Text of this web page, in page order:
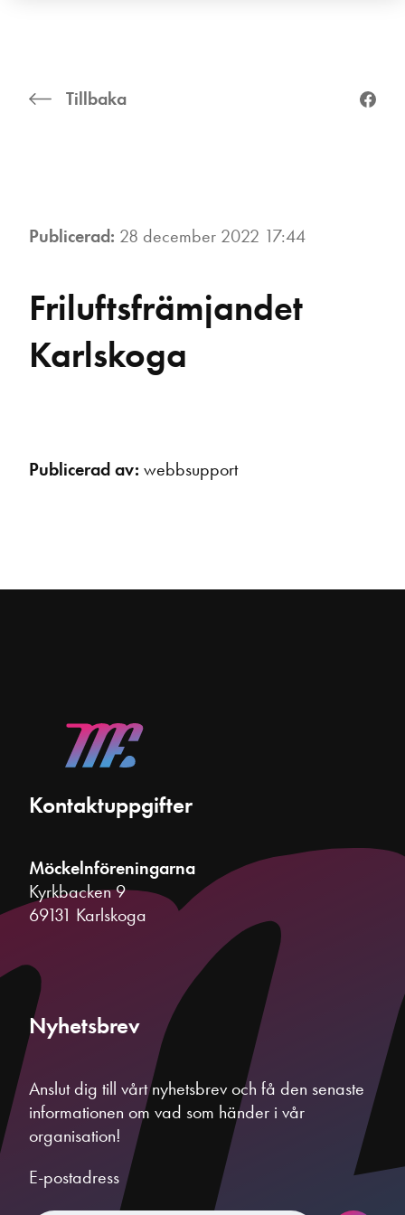
Tillbaka
Publicerad: 28 december 2022 17:44
Friluftsfrämjandet
Karlskoga
Publicerad av: webbsupport
Kontaktuppgifter
Möckelnföreningarna
Kyrkbacken 9
69131 Karlskoga
Nyhetsbrev
Anslut dig till vårt nyhetsbrev och få den senaste
informationen om vad som händer i vår
organisation!
E-postadress